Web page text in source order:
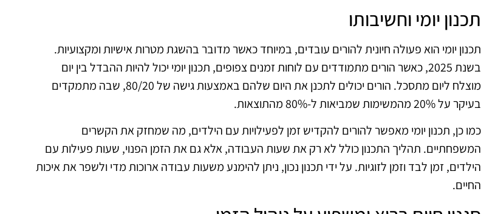
תכנון יומי וחשיבותו
תכנון יומי הוא פעולה חיונית להורים עובדים, במיוחד כאשר מדובר בהשגת מטרות אישיות ומקצועיות.
בשנת 2025, כאשר הורים מתמודדים עם לוחות זמנים צפופים, תכנון יומי יכול להיות ההבדל בין יום
מוצלח ליום מתסכל. הורים יכולים לתכנן את היום שלהם באמצעות גישה של 80/20, שבה מתמקדים
בעיקר על 20% מהמשימות שמביאות ל-80% מהתוצאות.
כמו כן, תכנון יומי מאפשר להורים להקדיש זמן לפעילויות עם הילדים, מה שמחזק את הקשרים
המשפחתיים. תהליך התכנון כולל לא רק את שעות העבודה, אלא גם את הזמן הפנוי, שעות פעילות עם
הילדים, זמן לבד וזמן לזוגיות. על ידי תכנון נכון, ניתן להימנע משעות עבודה ארוכות מדי ולשפר את איכות
החיים.